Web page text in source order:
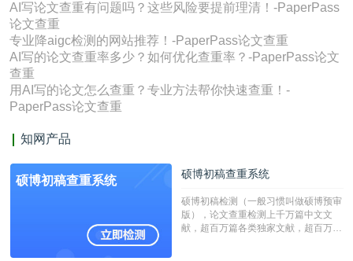
AI写论文查重有问题吗？这些风险要提前理清！-PaperPass
论文查重
专业降aigc检测的网站推荐！-PaperPass论文查重
AI写的论文查重率多少？如何优化查重率？-PaperPass论文
查重
用AI写的论文怎么查重？专业方法帮你快速查重！-
PaperPass论文查重
知网产品
硕博初稿查重系统 硕博初稿查重系统
硕博初稿检测（一般习惯叫做硕博预审
版），论文查重检测上千万篇中文文
献，超百万篇各类独家文献，超百万港